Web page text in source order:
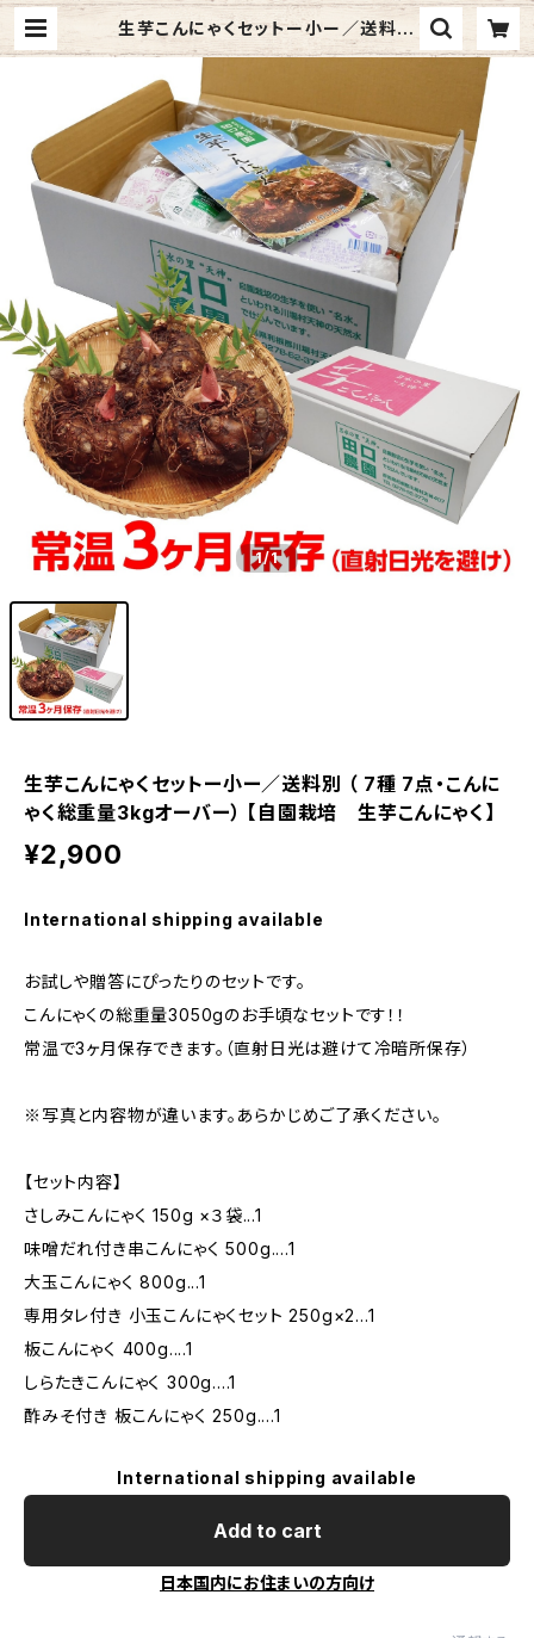
生芋こんにゃくセットー小ー／送料別
（ 7種 7点・こんにゃく総重量3kgオー
バー） 【自園栽培 生芋こんにゃく】 |
生芋こんにゃくの田口農園
1/1
生芋こんにゃくセットー小ー／送料別 （ 7種 7点・こんに
ゃく総重量3kgオーバー） 【自園栽培 生芋こんにゃく】
¥2,900
International shipping available
お試しや贈答にぴったりのセットです。
こんにゃくの総重量3050gのお手頃なセットです！！
常温で3ヶ月保存できます。（直射日光は避けて冷暗所保存）
※写真と内容物が違います。あらかじめご了承ください。
【セット内容】
さしみこんにゃく 150g ×３袋...1
味噌だれ付き串こんにゃく 500g....1
大玉こんにゃく 800g...1
専用タレ付き 小玉こんにゃくセット 250g×2...1
板こんにゃく 400g....1
しらたきこんにゃく 300g....1
酢みそ付き 板こんにゃく 250g....1
International shipping available
Add to cart
日本国内にお住まいの方向け